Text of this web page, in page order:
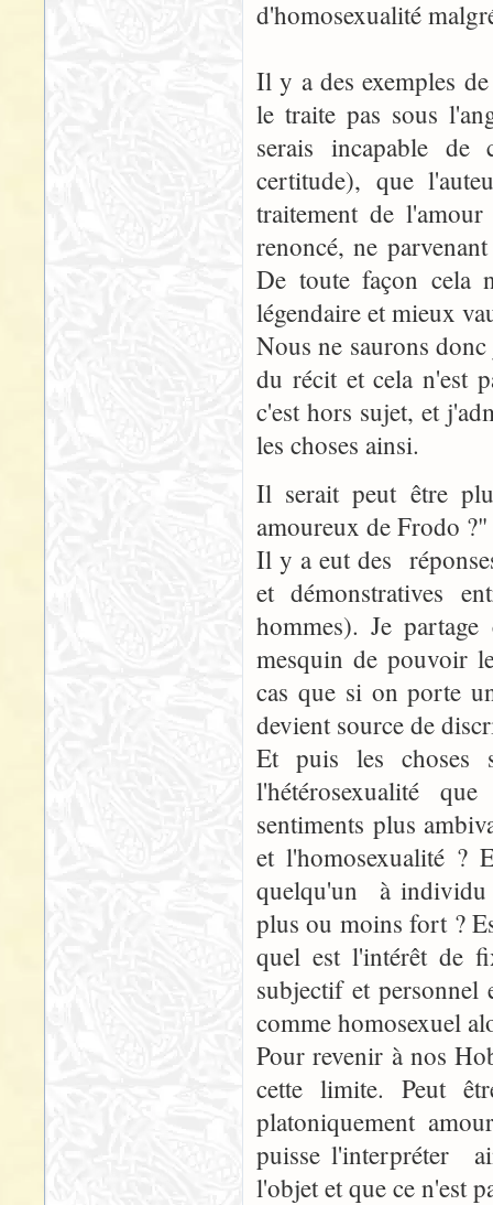
d'homosexualité
Il y a des exemples
le traite pas sous
serais incapable
certitude), que
traitement de
renoncé, ne
De toute façon cela
légendaire et mieux
Nous ne saurons
du récit et cela n'est
c'est hors sujet, et
les choses ainsi.
Il serait peut être
amoureux de Frodo ?"
Il y a eut des
et démonstratives
hommes). Je
mesquin de pouvoir
cas que si on porte
devient source de
Et puis les choses
l'hétérosexualité
sentiments plus
et l'homosexualité ?
quelqu'un à individu
plus ou moins fort ?
quel est l'intérêt de
subjectif et personnel
comme homosexuel
Pour revenir à nos
cette limite. Peut
platoniquement
puisse l'interpréter
l'objet et que ce n'est